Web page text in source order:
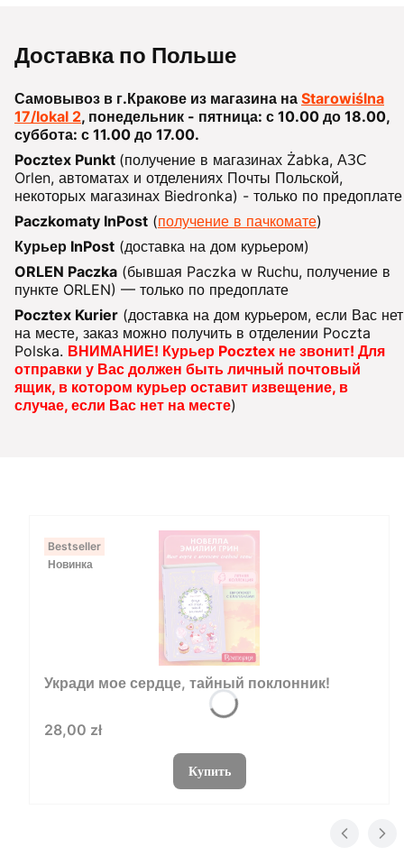
Доставка по Польше
Самовывоз в г.Кракове из магазина на Starowiślna
17/lokal 2, понедельник - пятница: с 10.00 до 18.00,
суббота: с 11.00 до 17.00.
Pocztex Punkt (получение в магазинах Żabka, АЗС
Orlen, автоматах и отделениях Почты Польской,
некоторых магазинах Biedronka) - только по предоплате
Paczkomaty InPost (получение в пачкомате)
Курьер InPost (доставка на дом курьером)
ORLEN Paczka (бывшая Paczka w Ruchu, получение в
пункте ORLEN) — только по предоплате
Pocztex Kurier (доставка на дом курьером, если Вас нет
на месте, заказ можно получить в отделении Poczta
Polska. ВНИМАНИЕ! Курьер Pocztex не звонит! Для
отправки у Вас должен быть личный почтовый
ящик, в котором курьер оставит извещение, в
случае, если Вас нет на месте)
Bestseller
Новинка
Укради мое сердце, тайный поклонник!
Цена
28,00 zł
Купить